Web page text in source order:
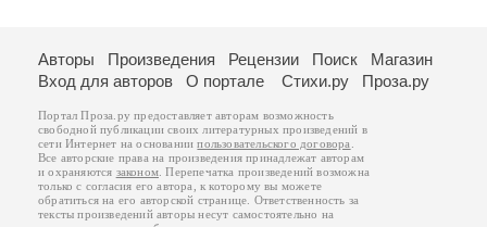
Авторы Произведения Рецензии Поиск
Магазин
Вход для авторов
О портале Стихи.ру Проза.ру
Портал Проза.ру предоставляет авторам возможность
свободной публикации своих литературных произведений в
сети Интернет на основаниипользовательского договора
Все авторские права на произведения принадлежат авторам
и охраняются законом . Перепечатка произведений возможна
только с согласия его автора, к которому вы можете
обратиться на его авторской странице. Ответственность за
тексты произведений авторы несут самостоятельно на